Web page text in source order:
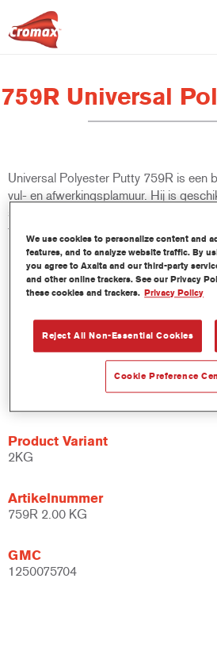
759R Universal
Universal Polyester Putty 759R is een
vul- en afwerkingsplamuur. Hij is
staal, verzinkt staal, glasvezel polyester
fabriekslakken en Cromax onderlagen.
Product- eigenschappen
Biedt een uitstekende flexibiliteit.
Laat een hoge laagdikte toe.
Biedt prima hechting op
Laat zich makkelijk schuren en
zonder luchtbelletjes.
Zorgt voor makkelijke, snelle vulling
Product Variant
2KG
Artikelnummer
759R 2.00 KG
GMC
1250075704
We use cookies to personalize content and
features, and to analyze website traffic. By
you agree to Axalta and our third-party
and other online trackers. See our Privacy
these cookies and trackers. Privacy Policy
Reject All Non-Essential Cookies
Cookie Preference